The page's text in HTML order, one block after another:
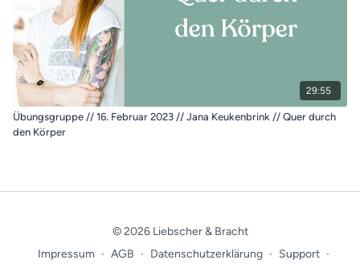
29:55
Übungsgruppe // 16. Februar 2023 // Jana Keukenbrink // Quer durch
den Körper
© 2026 Liebscher & Bracht
Impressum ∙ AGB ∙ Datenschutzerklärung ∙ Support ∙